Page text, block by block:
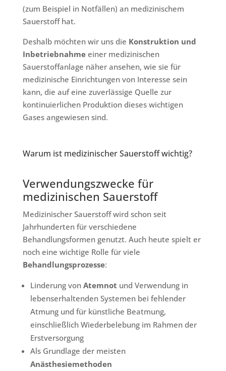
(zum Beispiel in Notfällen) an medizinischem
Sauerstoff hat.
Deshalb möchten wir uns die Konstruktion und
Inbetriebnahmeeiner medizinischen
Sauerstoffanlage näher ansehen, wie sie für
medizinische Einrichtungen von Interesse sein
kann, die auf eine zuverlässige Quelle zur
kontinuierlichen Produktion dieses wichtigen
Gases angewiesen sind.
Warum ist medizinischer Sauerstoff wichtig?
Verwendungszwecke für
medizinischen Sauerstoff
Medizinischer Sauerstoff wird schon seit
Jahrhunderten für verschiedene
Behandlungsformen genutzt. Auch heute spielt er
noch eine wichtige Rolle für viele
Behandlungsprozesse:
Linderung von Atemnot und Verwendung in
lebenserhaltenden Systemen bei fehlender
Atmung und für künstliche Beatmung,
einschließlich Wiederbelebung im Rahmen der
Erstversorgung
Als Grundlage der meisten
Anästhesiemethoden